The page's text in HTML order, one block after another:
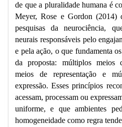
de que a pluralidade humana é
Meyer, Rose e Gordon (2014)
pesquisas da neurociência,
neurais responsáveis pelo
e pela ação, o que fundamenta
da proposta: múltiplos meios
meios de representação e
expressão. Esses princípios
acessam, processam ou
uniforme, e que ambientes
homogeneidade como regra